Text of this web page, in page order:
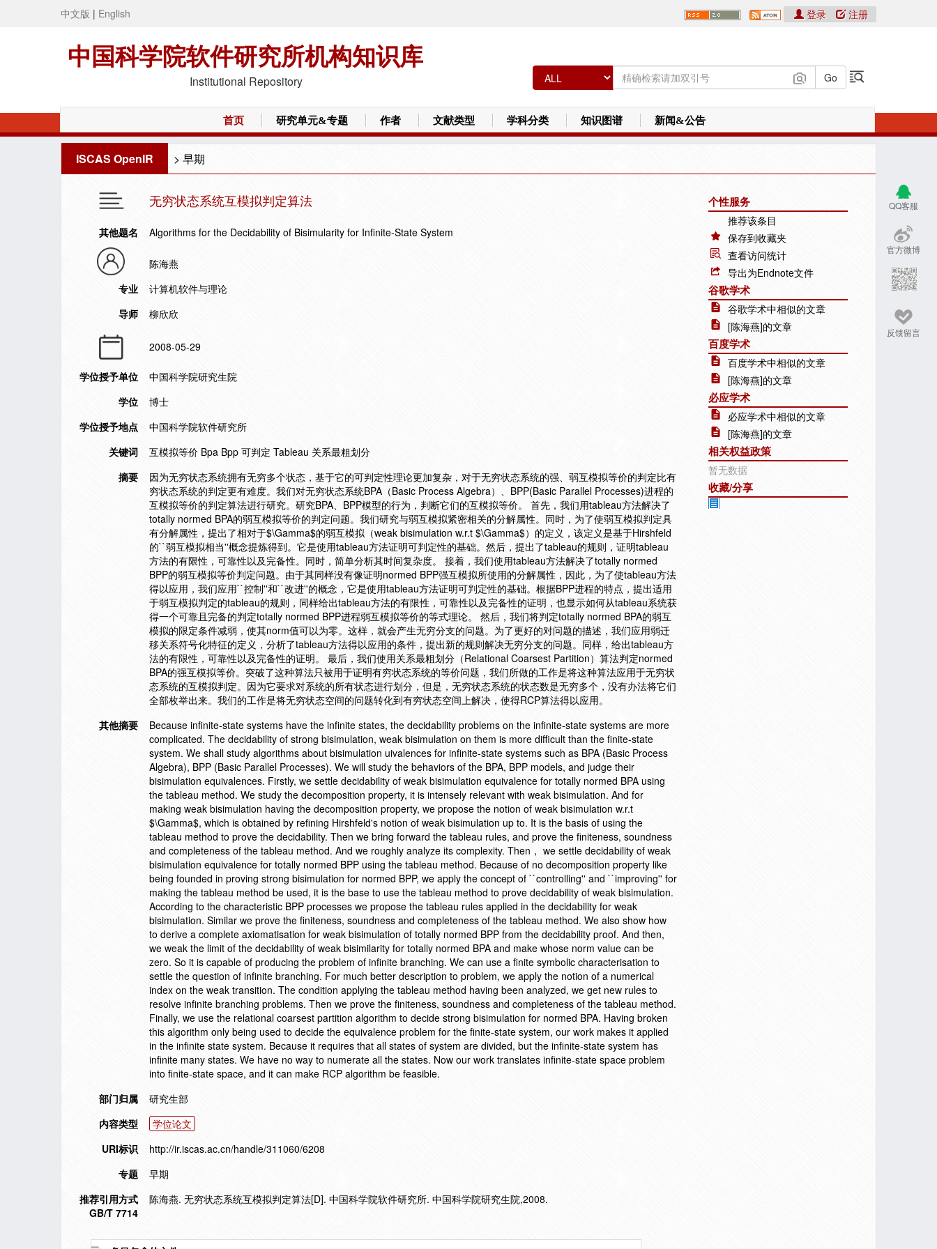
中文版 | English
中国科学院软件研究所机构知识库
Institutional Repository
登录 注册
首页 研究单元&专题 作者 文献类型 学科分类 知识图谱 新闻&公告
ISCAS OpenIR > 早期
QQ客服
官方微博
反馈留言
无穷状态系统互模拟判定算法
其他题名 Algorithms for the Decidability of Bisimularity for Infinite-State System
陈海燕
专业
计算机软件与理论
导师
柳欣欣
2008-05-29
学位授予单位
中国科学院研究生院
学位
博士
学位授予地点
中国科学院软件研究所
关键词
互模拟等价 Bpa Bpp 可判定 Tableau 关系最粗划分
摘要
因为无穷状态系统拥有无穷多个状态，基于它的可判定性理论更加复杂，对于无穷状态系统的强、弱互模拟等价的判定比有
穷状态系统的判定更有难度。我们对无穷状态系统BPA（Basic Process Algebra）、BPP(Basic Parallel Processes)进程的
互模拟等价的判定算法进行研究。研究BPA、BPP模型的行为，判断它们的互模拟等价。 首先，我们用tableau方法解决了
totally normed BPA的弱互模拟等价的判定问题。我们研究与弱互模拟紧密相关的分解属性。同时，为了使弱互模拟判定具
有分解属性，提出了相对于$\Gamma$的弱互模拟（weak bisimulation w.r.t $\Gamma$）的定义，该定义是基于Hirshfeld
的``弱互模拟相当''概念提炼得到。它是使用tableau方法证明可判定性的基础。然后，提出了tableau的规则，证明tableau
方法的有限性，可靠性以及完备性。同时，简单分析其时间复杂度。 接着，我们使用tableau方法解决了totally normed
BPP的弱互模拟等价判定问题。由于其同样没有像证明normed BPP强互模拟所使用的分解属性，因此，为了使tableau方法
得以应用，我们应用``控制''和``改进''的概念，它是使用tableau方法证明可判定性的基础。根据BPP进程的特点，提出适用
于弱互模拟判定的tableau的规则，同样给出tableau方法的有限性，可靠性以及完备性的证明，也显示如何从tableau系统获
得一个可靠且完备的判定totally normed BPP进程弱互模拟等价的等式理论。 然后，我们将判定totally normed BPA的弱互
模拟的限定条件减弱，使其norm值可以为零。这样，就会产生无穷分支的问题。为了更好的对问题的描述，我们应用弱迁
移关系符号化特征的定义，分析了tableau方法得以应用的条件，提出新的规则解决无穷分支的问题。同样，给出tableau方
法的有限性，可靠性以及完备性的证明。 最后，我们使用关系最粗划分（Relational Coarsest Partition）算法判定normed
BPA的强互模拟等价。突破了这种算法只被用于证明有穷状态系统的等价问题，我们所做的工作是将这种算法应用于无穷状
态系统的互模拟判定。因为它要求对系统的所有状态进行划分，但是，无穷状态系统的状态数是无穷多个，没有办法将它们
全部枚举出来。我们的工作是将无穷状态空间的问题转化到有穷状态空间上解决，使得RCP算法得以应用。
其他摘要
Because infinite-state systems have the infinite states, the decidability problems on the infinite-state systems are more
complicated. The decidability of strong bisimulation, weak bisimulation on them is more difficult than the finite-state
system. We shall study algorithms about bisimulation uivalences for infinite-state systems such as BPA (Basic Process
Algebra), BPP (Basic Parallel Processes). We will study the behaviors of the BPA, BPP models, and judge their
bisimulation equivalences. Firstly, we settle decidability of weak bisimulation equivalence for totally normed BPA using
the tableau method. We study the decomposition property, it is intensely relevant with weak bisimulation. And for
making weak bisimulation having the decomposition property, we propose the notion of weak bisimulation w.r.t
$\Gamma$, which is obtained by refining Hirshfeld's notion of weak bisimulation up to. It is the basis of using the
tableau method to prove the decidability. Then we bring forward the tableau rules, and prove the finiteness, soundness
and completeness of the tableau method. And we roughly analyze its complexity. Then， we settle decidability of weak
bisimulation equivalence for totally normed BPP using the tableau method. Because of no decomposition property like
being founded in proving strong bisimulation for normed BPP, we apply the concept of ``controlling'' and ``improving'' for
making the tableau method be used, it is the base to use the tableau method to prove decidability of weak bisimulation.
According to the characteristic BPP processes we propose the tableau rules applied in the decidability for weak
bisimulation. Similar we prove the finiteness, soundness and completeness of the tableau method. We also show how
to derive a complete axiomatisation for weak bisimulation of totally normed BPP from the decidability proof. And then,
we weak the limit of the decidability of weak bisimilarity for totally normed BPA and make whose norm value can be
zero. So it is capable of producing the problem of infinite branching. We can use a finite symbolic characterisation to
settle the question of infinite branching. For much better description to problem, we apply the notion of a numerical
index on the weak transition. The condition applying the tableau method having been analyzed, we get new rules to
resolve infinite branching problems. Then we prove the finiteness, soundness and completeness of the tableau method.
Finally, we use the relational coarsest partition algorithm to decide strong bisimulation for normed BPA. Having broken
this algorithm only being used to decide the equivalence problem for the finite-state system, our work makes it applied
in the infinite state system. Because it requires that all states of system are divided, but the infinite-state system has
infinite many states. We have no way to numerate all the states. Now our work translates infinite-state space problem
into finite-state space, and it can make RCP algorithm be feasible.
部门归属
研究生部
内容类型
学位论文
URI标识
http://ir.iscas.ac.cn/handle/311060/6208
专题
早期
推荐引用方式
GB/T 7714
陈海燕. 无穷状态系统互模拟判定算法[D]. 中国科学院软件研究所. 中国科学院研究生院,2008.
个性服务
推荐该条目
保存到收藏夹
查看访问统计
导出为Endnote文件
谷歌学术
谷歌学术中相似的文章
[陈海燕]的文章
百度学术
百度学术中相似的文章
[陈海燕]的文章
必应学术
必应学术中相似的文章
[陈海燕]的文章
相关权益政策
暂无数据
收藏/分享